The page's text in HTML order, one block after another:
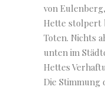
von
Hette stolpert
Toten. Nichts
unten im
Hettes
Die Stimmung